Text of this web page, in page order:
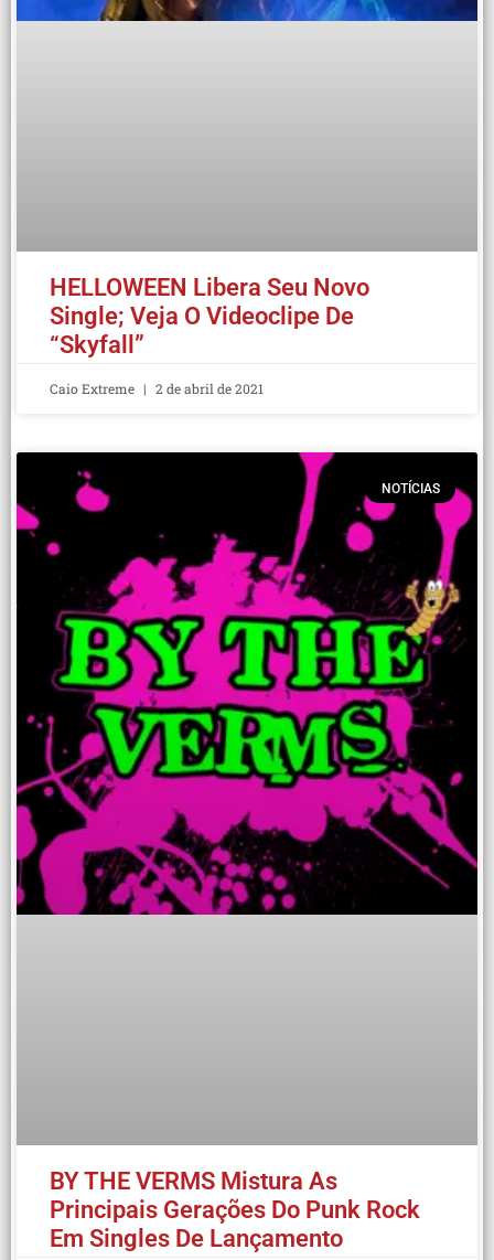
HELLOWEEN Libera Seu Novo
Single; Veja O Videoclipe De
“Skyfall”
Caio Extreme 2 de abril de 2021
NOTÍCIAS
BY THE VERMS Mistura As
Principais Gerações Do Punk Rock
Em Singles De Lançamento